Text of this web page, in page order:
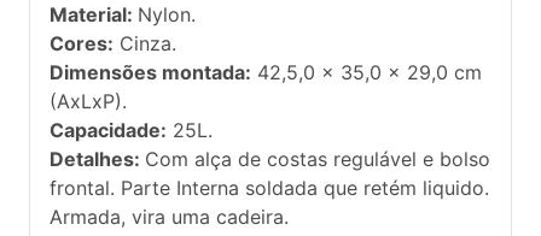
Material: Nylon.
Cores: Cinza.
Dimensões montada: 42,5,0 x 35,0 x 29,0 cm
(AxLxP).
Capacidade: 25L.
Detalhes: Com alça de costas regulável e bolso
frontal. Parte Interna soldada que retém liquido.
Armada, vira uma cadeira.